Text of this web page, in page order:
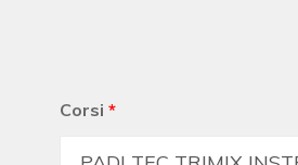
Corsi *